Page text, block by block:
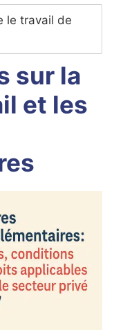
le travail de
sur la
et les